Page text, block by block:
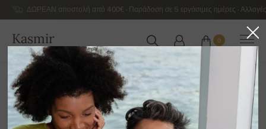
ΔΩΡΕΑΝ αποστολή από 400€ - Παράδοση σε 5 εργάσιμες ημέρες -
Kasmir
ΕΛΛΆΔΑ
0
Αρχική